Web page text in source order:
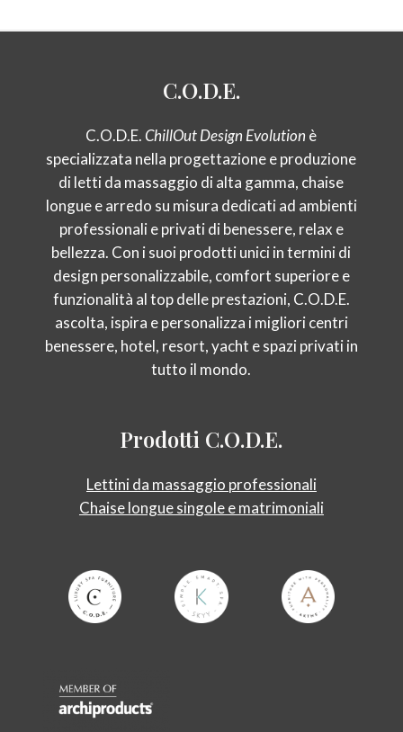
C.O.D.E.
C.O.D.E.ChillOut Design Evolution è
specializzata nella progettazione e produzione
di letti da massaggio di alta gamma, chaise
longue e arredo su misura dedicati ad ambienti
professionali e privati di benessere, relax e
bellezza. Con i suoi prodotti unici in termini di
design personalizzabile, comfort superiore e
funzionalità al top delle prestazioni, C.O.D.E.
ascolta, ispira e personalizza i migliori centri
benessere, hotel, resort, yacht e spazi privati in
tutto il mondo.
Prodotti C.O.D.E.
Lettini da massaggio professionali
Chaise longue singole e matrimoniali